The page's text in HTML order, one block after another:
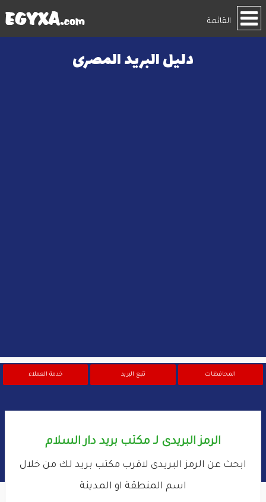
القائمة
دليل البريد المصرى
المحافظات تتبع البريد خدمة العملاء
الرمز البريدى لـ مكتب بريد دار السلام
ابحث عن الرمز البريدى لاقرب مكتب بريد لك من خلال
اسم المنطقة او المدينة